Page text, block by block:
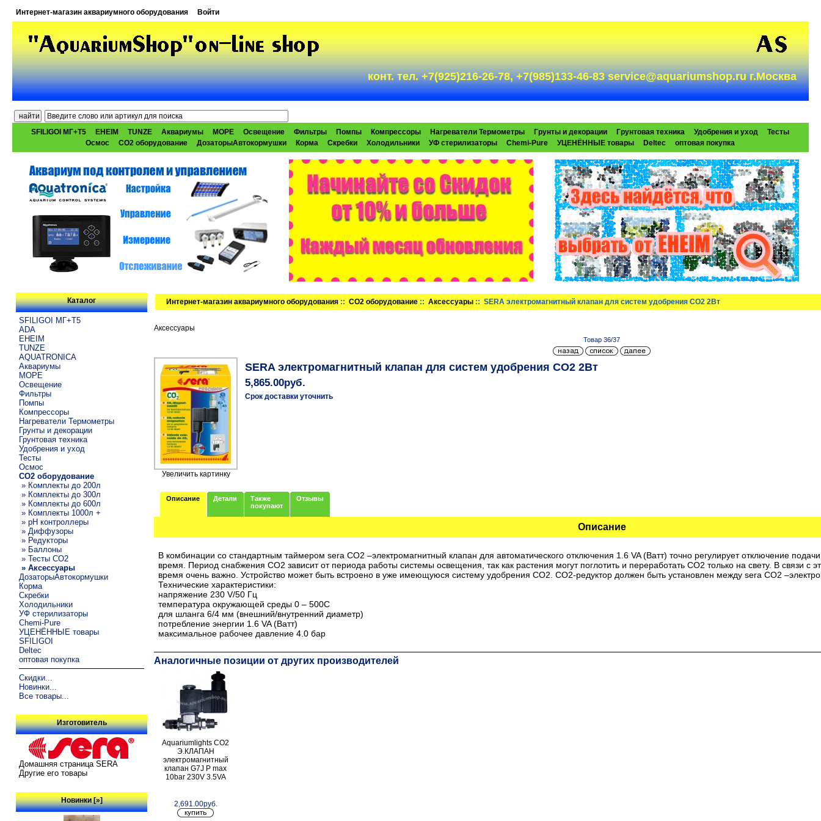
Интернет-магазин аквариумного оборудования Войти
конт. тел. +7(925)216-26-78, +7(985)133-46-83 service@aquariumshop.ru г.Москва
SFILIGOI МГ+Т5 EHEIM TUNZE Аквариумы МОРЕ Освещение Фильтры Помпы Компрессоры Нагреватели Термометры Грунты и декорации Грунтовая техника Удобрения и уход
Тесты
Осмос
CO2 оборудование ДозаторыАвтокормушки Корма Скребки Холодильники УФ стерилизаторы Chemi-Pure УЦЕНЁННЫЕ товары Deltec оптовая покупка
Каталог
SFILIGOI МГ+Т5
ADA
EHEIM
TUNZE
AQUATRONICA
Аквариумы
МОРЕ
Освещение
Фильтры
Помпы
Компрессоры
Нагреватели Термометры
Грунты и декорации
Грунтовая техника
Удобрения и уход
Тесты
Осмос
CO2 оборудование
» Комплекты до 200л
» Комплекты до 300л
» Комплекты до 600л
» Комплекты 1000л +
» pH контроллеры
» Диффузоры
» Редукторы
» Баллоны
» Тесты CO2
» Аксессуары
ДозаторыАвтокормушки
Корма
Скребки
Холодильники
УФ стерилизаторы
Chemi-Pure
УЦЕНЁННЫЕ товары
SFILIGOI
Deltec
оптовая покупка
Скидки...
Новинки...
Все товары...
Изготовитель
Домашняя страница SERA
Другие его товары
Новинки [»]
Интернет-магазин аквариумного оборудования ::CO2 оборудование ::Аксессуары :: SERA электромагнитный клапан для систем удобрения CO2 2Вт
Аксессуары
Товар 36/37
Увеличить картинку
SERA электромагнитный клапан для систем удобрения CO2 2Вт
5,865.00руб.
Срок доставки уточнить
Описание Детали
Также
покупают
Отзывы
Описание
В комбинации со стандартным таймером sera CO2 –электромагнитный клапан для автоматического отключения 1.6 VA (Ватт) точно регулирует отключение
время. Период снабжения CO2 зависит от периода работы системы освещения, так как растения могут поглотить и переработать CO2 только на свету. В связи с
время очень важно. Устройство может быть встроено в уже имеющуюся систему удобрения CO2. СО2-редуктор должен быть установлен между sera CO2
Технические характеристики:
напряжение 230 V/50 Гц
температура окружающей среды 0 – 500С
для шланга 6/4 мм (внешний/внутренний диаметр)
потребление энергии 1.6 VA (Ватт)
максимальное рабочее давление 4.0 бар
Аналогичные позиции от других производителей
Aquariumlights CO2
Э.КЛАПАН
электромагнитный
клапан G7J P max
10bar 230V 3.5VA
2,691.00руб.